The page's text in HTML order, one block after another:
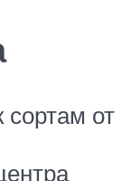
сортам от